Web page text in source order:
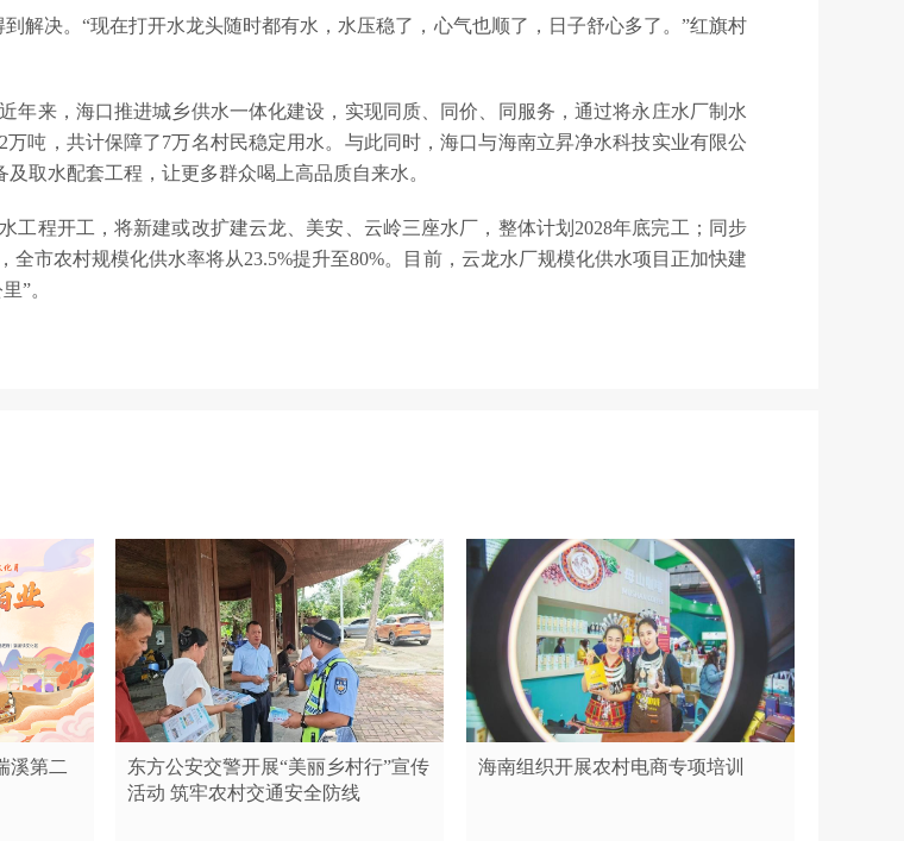
解决。“现在打开水龙头随时都有水，水压稳了，心气也顺了，日子舒心多了。”红旗村
年来，海口推进城乡供水一体化建设，实现同质、同价、同服务，通过将永庄水厂制水
吨，共计保障了7万名村民稳定用水。与此同时，海口与海南立昇净水科技实业有限公
取水配套工程，让更多群众喝上高品质自来水。
工程开工，将新建或改扩建云龙、美安、云岭三座水厂，整体计划2028年底完工；同步
市农村规模化供水率将从23.5%提升至80%。目前，云龙水厂规模化供水项目正加快建
”。
溪第二
东方公安交警开展“美丽乡村行”宣传
活动 筑牢农村交通安全防线
海南组织开展农村电商专项培训